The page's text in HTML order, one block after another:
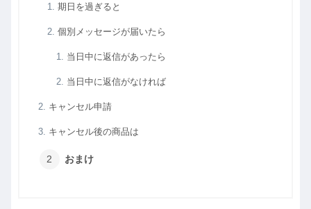
期日を過ぎると
個別メッセージが届いたら
当日中に返信があったら
当日中に返信がなければ
キャンセル申請
キャンセル後の商品は
おまけ